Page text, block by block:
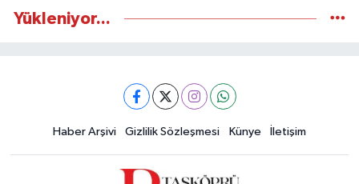
Yükleniyor...
Haber Arşivi Gizlilik Sözleşmesi Künye İletişim